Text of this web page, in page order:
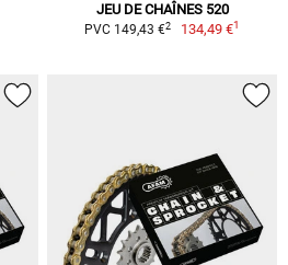
JEU DE CHAÎNES 520
PVC 149,43 €2 134,49 €1